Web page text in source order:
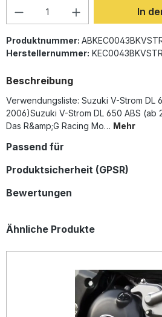
Produkt Anzahl: GibIn
Produktnummer:
Herstellernummer:
Beschreibung
Verwendungsliste: Suzuki V-Strom DL
2006)Suzuki V-Strom DL 650 ABS (ab
Das R&amp;G Racing Mo… Mehr
Passend für
Produktsicherheit (GPSR)
Bewertungen
Produktgalerie überspringen
Ähnliche Produkte